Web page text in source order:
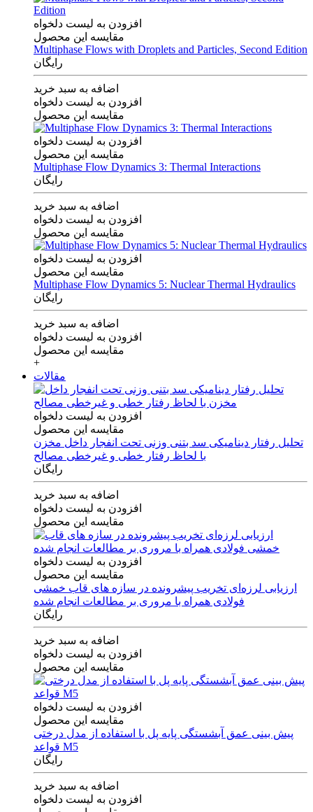
افزودن به لیست دلخواه
مقایسه این محصول
Multiphase Flows with Droplets and Particles, Second Edition
رایگان
اضافه به سبد خرید
افزودن به لیست دلخواه
مقایسه این محصول
افزودن به لیست دلخواه
مقایسه این محصول
Multiphase Flow Dynamics 3: Thermal Interactions
رایگان
اضافه به سبد خرید
افزودن به لیست دلخواه
مقایسه این محصول
افزودن به لیست دلخواه
مقایسه این محصول
Multiphase Flow Dynamics 5: Nuclear Thermal Hydraulics
رایگان
اضافه به سبد خرید
افزودن به لیست دلخواه
مقایسه این محصول
+
مقالات
افزودن به لیست دلخواه
مقایسه این محصول
تحلیل رفتار دینامیکی سد بتنی وزنی تحت انفجار داخل مخزن
با لحاظ رفتار خطی و غیرخطی مصالح
رایگان
اضافه به سبد خرید
افزودن به لیست دلخواه
مقایسه این محصول
افزودن به لیست دلخواه
مقایسه این محصول
ارزیابی لرزه‌ای تخریب پیشرونده در سازه های قاب خمشی
فولادی همراه با مروری بر مطالعات انجام شده
رایگان
اضافه به سبد خرید
افزودن به لیست دلخواه
مقایسه این محصول
افزودن به لیست دلخواه
مقایسه این محصول
پیش بینی عمق آبشستگی پایه پل با استفاده از مدل درختی
قواعد M5
رایگان
اضافه به سبد خرید
افزودن به لیست دلخواه